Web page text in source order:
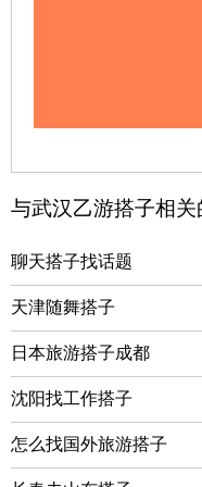
与武汉乙游搭子相关
聊天搭子找话题
天津随舞搭子
日本旅游搭子成都
沈阳找工作搭子
怎么找国外旅游搭子